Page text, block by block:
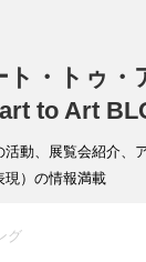
ト・トゥ・
to Art
活動、展覧会紹介、
現）の情報満載
グ